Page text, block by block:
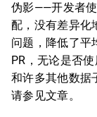
伪影——开发者
配，没有差异化
问题，降低了平
PR，无论是否
和许多其他数据
请参见文章。